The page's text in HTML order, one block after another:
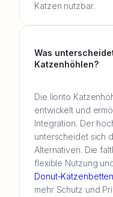
Katzen nutzbar.
Was
Katzenhöhlen?
Die lionto
entwickelt und
Integration. Der
unterscheidet sich
Alternativen. Die
flexible Nutzung
Donut-Katzenbetten
mehr Schutz und